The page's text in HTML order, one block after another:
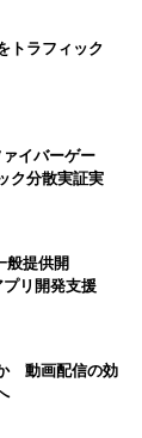
トラフィック
イバーゲー
ク分散実証実
般提供開
リ開発支援
動画配信の効